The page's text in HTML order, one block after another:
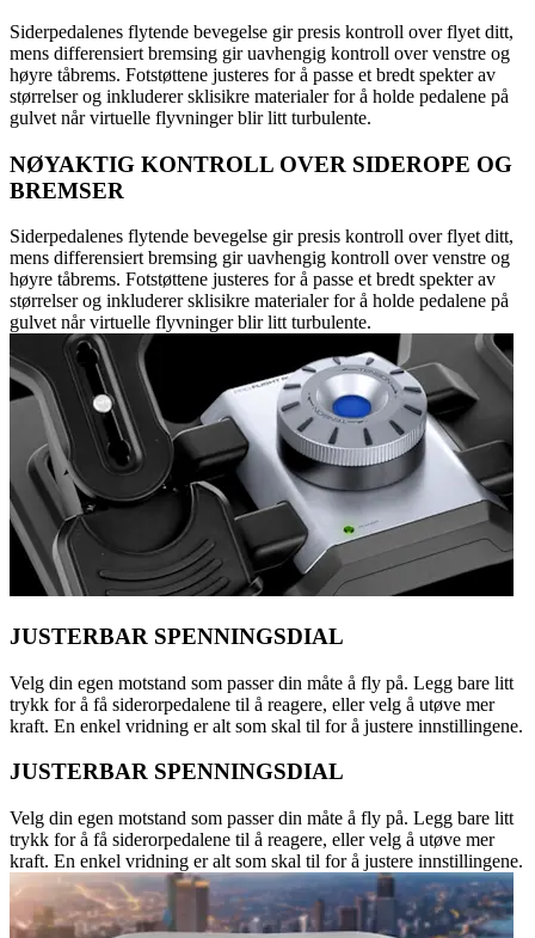
Siderpedalenes flytende bevegelse gir presis kontroll over flyet ditt,
mens differensiert bremsing gir uavhengig kontroll over venstre og
høyre tåbrems. Fotstøttene justeres for å passe et bredt spekter av
størrelser og inkluderer sklisikre materialer for å holde pedalene på
gulvet når virtuelle flyvninger blir litt turbulente.
NØYAKTIG KONTROLL OVER SIDEROPE OG
BREMSER
Siderpedalenes flytende bevegelse gir presis kontroll over flyet ditt,
mens differensiert bremsing gir uavhengig kontroll over venstre og
høyre tåbrems. Fotstøttene justeres for å passe et bredt spekter av
størrelser og inkluderer sklisikre materialer for å holde pedalene på
gulvet når virtuelle flyvninger blir litt turbulente.
JUSTERBAR SPENNINGSDIAL
Velg din egen motstand som passer din måte å fly på. Legg bare litt
trykk for å få siderorpedalene til å reagere, eller velg å utøve mer
kraft. En enkel vridning er alt som skal til for å justere innstillingene.
JUSTERBAR SPENNINGSDIAL
Velg din egen motstand som passer din måte å fly på. Legg bare litt
trykk for å få siderorpedalene til å reagere, eller velg å utøve mer
kraft. En enkel vridning er alt som skal til for å justere innstillingene.